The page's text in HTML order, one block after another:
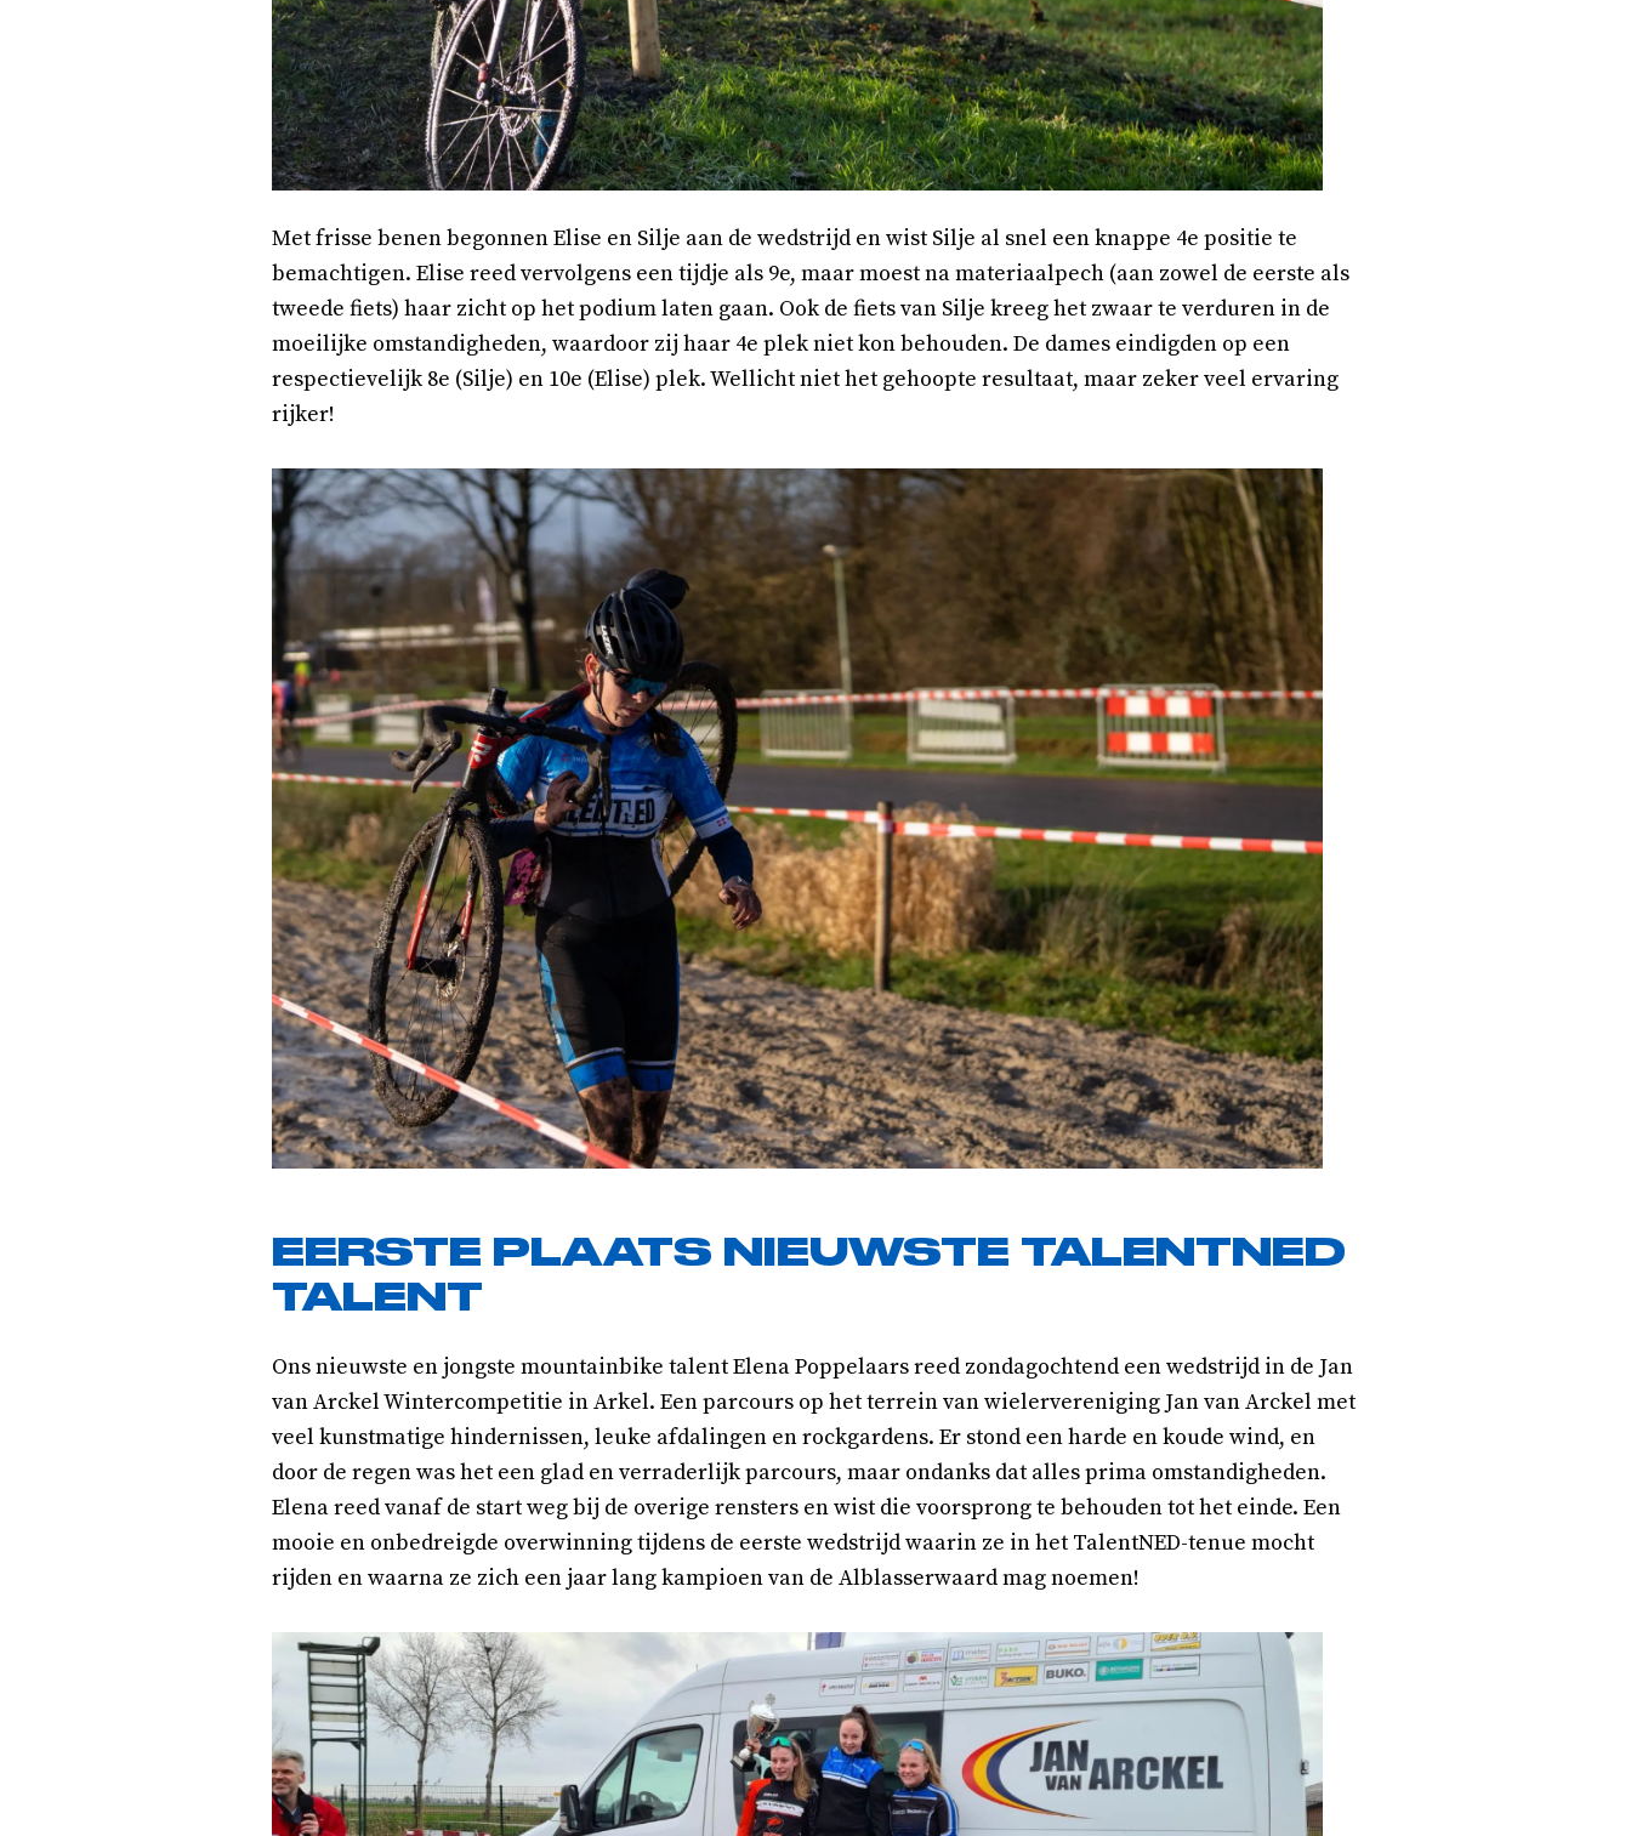
Met frisse benen begonnen Elise en Silje aan de wedstrijd en wist Silje al snel een knappe 4e positie te
bemachtigen. Elise reed vervolgens een tijdje als 9e, maar moest na materiaalpech (aan zowel de eerste als
tweede fiets) haar zicht op het podium laten gaan. Ook de fiets van Silje kreeg het zwaar te verduren in de
moeilijke omstandigheden, waardoor zij haar 4e plek niet kon behouden. De dames eindigden op een
respectievelijk 8e (Silje) en 10e (Elise) plek. Wellicht niet het gehoopte resultaat, maar zeker veel ervaring
rijker!
EERSTE PLAATS NIEUWSTE TALENTNED
TALENT
Ons nieuwste en jongste mountainbike talent Elena Poppelaars reed zondagochtend een wedstrijd in de Jan
van Arckel Wintercompetitie in Arkel. Een parcours op het terrein van wielervereniging Jan van Arckel met
veel kunstmatige hindernissen, leuke afdalingen en rockgardens. Er stond een harde en koude wind, en
door de regen was het een glad en verraderlijk parcours, maar ondanks dat alles prima omstandigheden.
Elena reed vanaf de start weg bij de overige rensters en wist die voorsprong te behouden tot het einde. Een
mooie en onbedreigde overwinning tijdens de eerste wedstrijd waarin ze in het TalentNED-tenue mocht
rijden en waarna ze zich een jaar lang kampioen van de Alblasserwaard mag noemen!